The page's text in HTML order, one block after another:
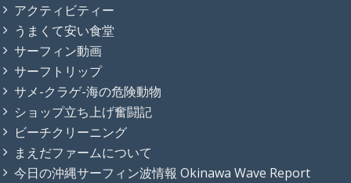
アクティビティー
うまくて安い食堂
サーフィン動画
サーフトリップ
サメ-クラゲ-海の危険動物
ショップ立ち上げ奮闘記
ビーチクリーニング
まえだファームについて
今日の沖縄サーフィン波情報 Okinawa Wave Report